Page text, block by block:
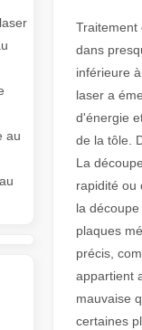
au
et les
Traitement
dans
inférieure
laser a
d'énergie
de la tôle.
La
rapidité ou
la
plaques
précis,
appartient
mauvaise
certaines